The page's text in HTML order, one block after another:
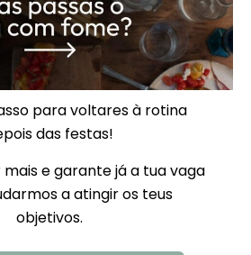
para voltares à rotina
das festas!
e garante já a tua vaga
a atingir os teus
objetivos.